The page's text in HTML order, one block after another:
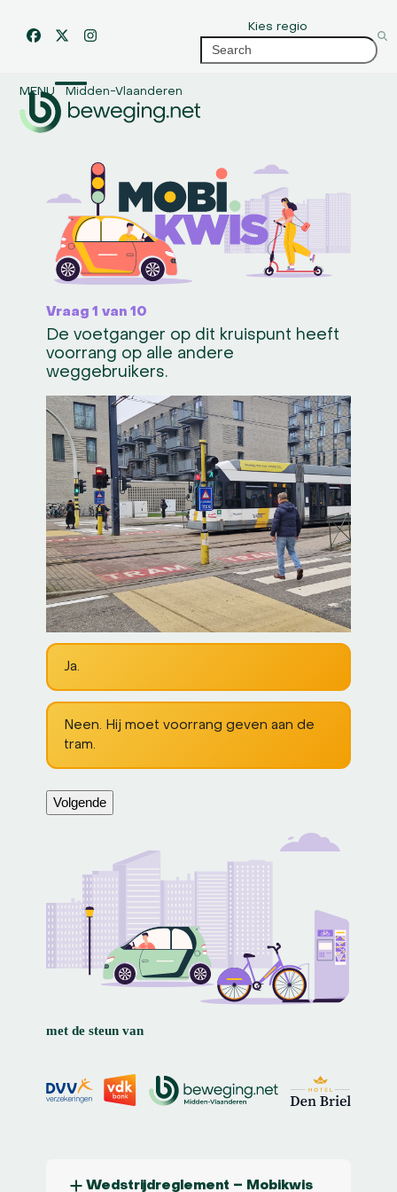
Facebook
TwitterInstagram
Kies regio
Search
Midden-Vlaanderen
MENU
Open
menu
Close
menu
Vraag 1 van 10
De voetganger op dit kruispunt heeft
voorrang op alle andere
weggebruikers.
De
voetganger
op
kruispunt
heeft
op
weggebruikers.
(Vereist)
Ja.
Neen. Hij moet voorrang geven aan de
tram.
Volgende
met de steun van
Wedstrijdreglement – Mobikwis